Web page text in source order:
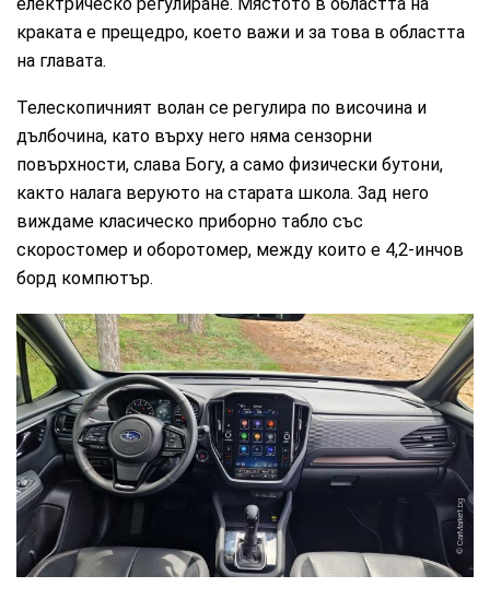
краката е прещедро, което важи и за това в областта
на главата.
Телескопичният волан се регулира по височина и
дълбочина, като върху него няма сензорни
повърхности, слава Богу, а само физически бутони,
както налага веруюто на старата школа. Зад него
виждаме класическо приборно табло със
скоростомер и оборотомер, между които е 4,2-инчов
борд компютър.
CarMarket.bg